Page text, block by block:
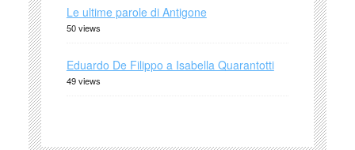
Le ultime parole di Antigone
50 views
Eduardo De Filippo a Isabella Quarantotti
49 views